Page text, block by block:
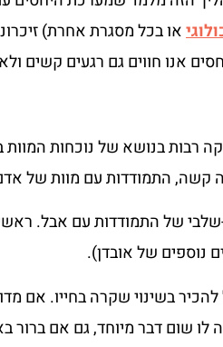
או בכל מסגרת אחרת)
אנו חווים גם רגעים קשים
רבות בנושא של נוכחות המוות
קשה, התמודדות עם מוות של
שלבי של התמודדות עם אבל.
נוספים של אובדן).
בשינוי שקרה בחייו. אם
שום דבר מיוחד, גם אם ברור